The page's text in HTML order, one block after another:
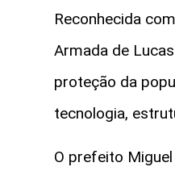
Reconhecida
Armada de
proteção da
tecnologia,
O prefeito